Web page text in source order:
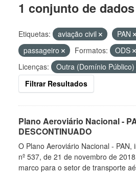
1 conjunto de
Etiquetas: aviação civil PAN
passageiro
Formatos: ODS
Licenças:
Outra (Domínio Público)
Filtrar Resultados
Plano Aeroviário Nacional -
DESCONTINUADO
O Plano Aeroviário Nacional -
nº 537, de 21 de novembro de
marco para o setor de transporte